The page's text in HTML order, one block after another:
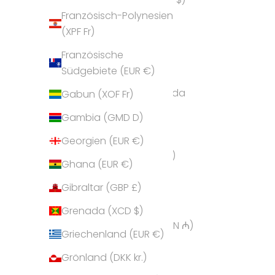
Französisch-Polynesien
(XPF Fr)
Französische
Südgebiete (EUR €)
Gabun (XOF Fr)
Gambia (GMD D)
Georgien (EUR €)
Ghana (EUR €)
Gibraltar (GBP £)
Grenada (XCD $)
Griechenland (EUR €)
Grönland (DKK kr.)
Andorra (EUR €)
Anguilla (XCD $)
Antigua und Barbuda
(XCD $)
Argentinien (EUR €)
Armenien (AMD դր.)
Aruba (AWG ƒ)
Ascension (SHP £)
Aserbaidschan (AZN ₼)
Australien (AUD $)